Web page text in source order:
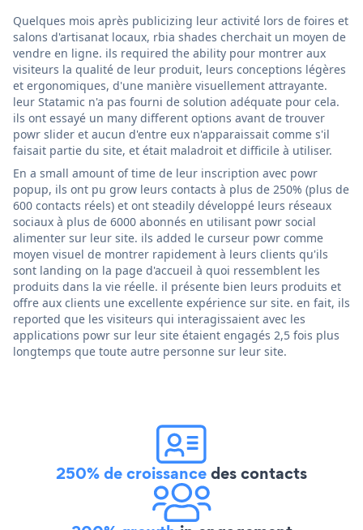
Quelques mois après publicizing leur activité lors de foires et
salons d'artisanat locaux, rbia shades cherchait un moyen de
vendre en ligne. ils required the ability pour montrer aux
visiteurs la qualité de leur produit, leurs conceptions légères
et ergonomiques, d'une manière visuellement attrayante.
leur Statamic n'a pas fourni de solution adéquate pour cela.
ils ont essayé un many different options avant de trouver
powr slider et aucun d'entre eux n'apparaissait comme s'il
faisait partie du site, et était maladroit et difficile à utiliser.
En a small amount of time de leur inscription avec powr
popup, ils ont pu grow leurs contacts à plus de 250% (plus de
600 contacts réels) et ont steadily développé leurs réseaux
sociaux à plus de 6000 abonnés en utilisant powr social
alimenter sur leur site. ils added le curseur powr comme
moyen visuel de montrer rapidement à leurs clients qu'ils
sont landing on la page d'accueil à quoi ressemblent les
produits dans la vie réelle. il présente bien leurs produits et
offre aux clients une excellente expérience sur site. en fait, ils
reported que les visiteurs qui interagissaient avec les
applications powr sur leur site étaient engagés 2,5 fois plus
longtemps que toute autre personne sur leur site.
250% de croissancedes contacts